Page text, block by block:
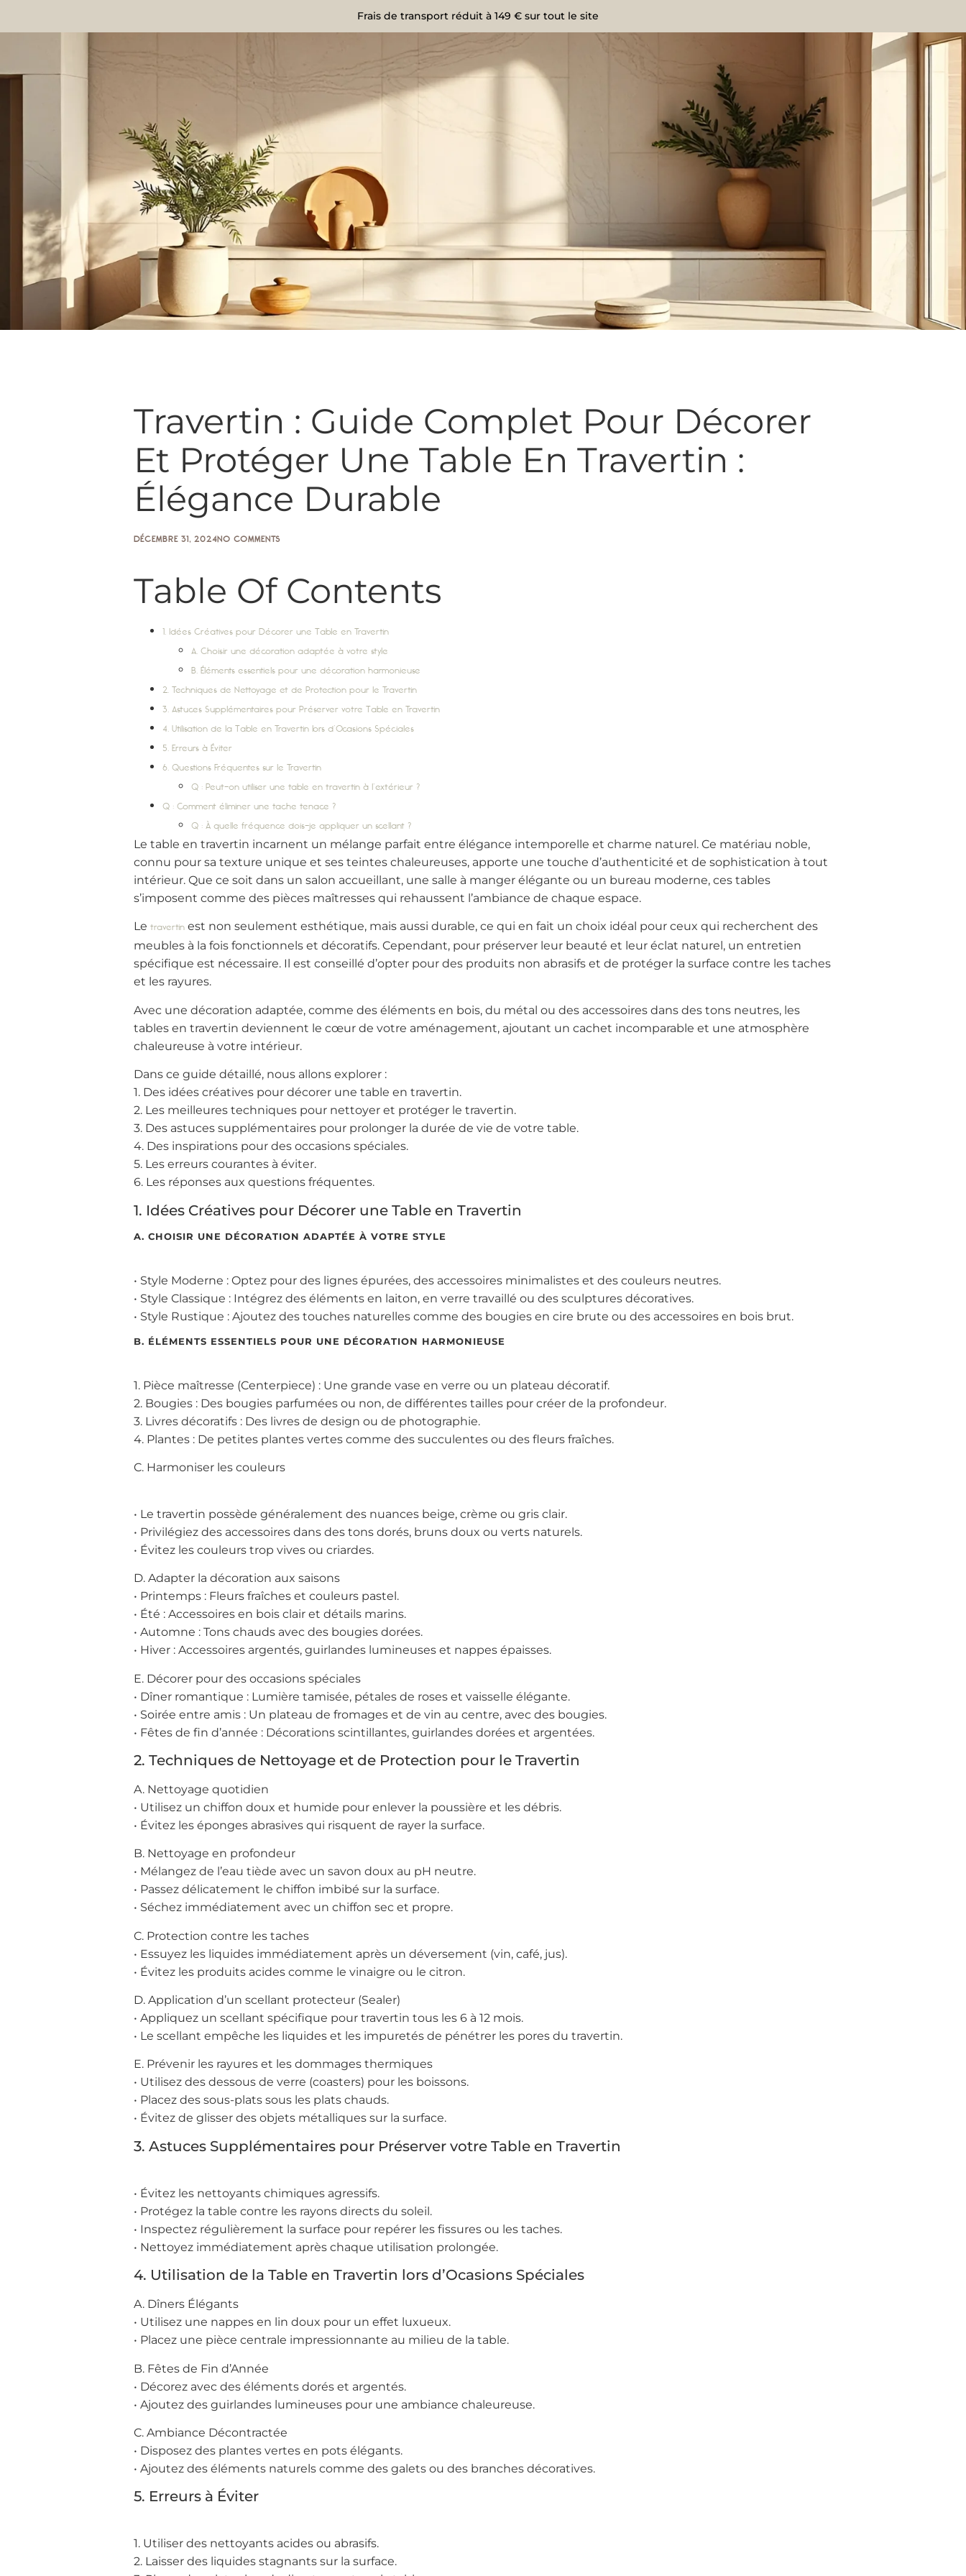
Frais de transport réduit à 149 € sur tout le site
Travertin : Guide Complet Pour Décorer
Et Protéger Une Table En Travertin :
Élégance Durable
DÉCEMBRE 31, 2024NO COMMENTS
Table Of Contents
1. Idées Créatives pour Décorer une Table en Travertin
A. Choisir une décoration adaptée à votre style
B. Éléments essentiels pour une décoration harmonieuse
2. Techniques de Nettoyage et de Protection pour le Travertin
3. Astuces Supplémentaires pour Préserver votre Table en Travertin
4. Utilisation de la Table en Travertin lors d’Ocasions Spéciales
5. Erreurs à Éviter
6. Questions Fréquentes sur le Travertin
Q : Peut-on utiliser une table en travertin à l’extérieur ?
Q : Comment éliminer une tache tenace ?
Q : À quelle fréquence dois-je appliquer un scellant ?
Le table en travertin incarnent un mélange parfait entre élégance intemporelle et charme naturel. Ce matériau noble,
connu pour sa texture unique et ses teintes chaleureuses, apporte une touche d’authenticité et de sophistication à tout
intérieur. Que ce soit dans un salon accueillant, une salle à manger élégante ou un bureau moderne, ces tables
s’imposent comme des pièces maîtresses qui rehaussent l’ambiance de chaque espace.
Le travertin est non seulement esthétique, mais aussi durable, ce qui en fait un choix idéal pour ceux qui recherchent des
meubles à la fois fonctionnels et décoratifs. Cependant, pour préserver leur beauté et leur éclat naturel, un entretien
spécifique est nécessaire. Il est conseillé d’opter pour des produits non abrasifs et de protéger la surface contre les taches
et les rayures.
Avec une décoration adaptée, comme des éléments en bois, du métal ou des accessoires dans des tons neutres, les
tables en travertin deviennent le cœur de votre aménagement, ajoutant un cachet incomparable et une atmosphère
chaleureuse à votre intérieur.
Dans ce guide détaillé, nous allons explorer :
1. Des idées créatives pour décorer une table en travertin.
2. Les meilleures techniques pour nettoyer et protéger le travertin.
3. Des astuces supplémentaires pour prolonger la durée de vie de votre table.
4. Des inspirations pour des occasions spéciales.
5. Les erreurs courantes à éviter.
6. Les réponses aux questions fréquentes.
1. Idées Créatives pour Décorer une Table en Travertin
A. CHOISIR UNE DÉCORATION ADAPTÉE À VOTRE STYLE
• Style Moderne : Optez pour des lignes épurées, des accessoires minimalistes et des couleurs neutres.
• Style Classique : Intégrez des éléments en laiton, en verre travaillé ou des sculptures décoratives.
• Style Rustique : Ajoutez des touches naturelles comme des bougies en cire brute ou des accessoires en bois brut.
B. ÉLÉMENTS ESSENTIELS POUR UNE DÉCORATION HARMONIEUSE
1. Pièce maîtresse (Centerpiece) : Une grande vase en verre ou un plateau décoratif.
2. Bougies : Des bougies parfumées ou non, de différentes tailles pour créer de la profondeur.
3. Livres décoratifs : Des livres de design ou de photographie.
4. Plantes : De petites plantes vertes comme des succulentes ou des fleurs fraîches.
C. Harmoniser les couleurs
• Le travertin possède généralement des nuances beige, crème ou gris clair.
• Privilégiez des accessoires dans des tons dorés, bruns doux ou verts naturels.
• Évitez les couleurs trop vives ou criardes.
D. Adapter la décoration aux saisons
• Printemps : Fleurs fraîches et couleurs pastel.
• Été : Accessoires en bois clair et détails marins.
• Automne : Tons chauds avec des bougies dorées.
• Hiver : Accessoires argentés, guirlandes lumineuses et nappes épaisses.
E. Décorer pour des occasions spéciales
• Dîner romantique : Lumière tamisée, pétales de roses et vaisselle élégante.
• Soirée entre amis : Un plateau de fromages et de vin au centre, avec des bougies.
• Fêtes de fin d’année : Décorations scintillantes, guirlandes dorées et argentées.
2. Techniques de Nettoyage et de Protection pour le Travertin
A. Nettoyage quotidien
• Utilisez un chiffon doux et humide pour enlever la poussière et les débris.
• Évitez les éponges abrasives qui risquent de rayer la surface.
B. Nettoyage en profondeur
• Mélangez de l’eau tiède avec un savon doux au pH neutre.
• Passez délicatement le chiffon imbibé sur la surface.
• Séchez immédiatement avec un chiffon sec et propre.
C. Protection contre les taches
• Essuyez les liquides immédiatement après un déversement (vin, café, jus).
• Évitez les produits acides comme le vinaigre ou le citron.
D. Application d’un scellant protecteur (Sealer)
• Appliquez un scellant spécifique pour travertin tous les 6 à 12 mois.
• Le scellant empêche les liquides et les impuretés de pénétrer les pores du travertin.
E. Prévenir les rayures et les dommages thermiques
• Utilisez des dessous de verre (coasters) pour les boissons.
• Placez des sous-plats sous les plats chauds.
• Évitez de glisser des objets métalliques sur la surface.
3. Astuces Supplémentaires pour Préserver votre Table en Travertin
• Évitez les nettoyants chimiques agressifs.
• Protégez la table contre les rayons directs du soleil.
• Inspectez régulièrement la surface pour repérer les fissures ou les taches.
• Nettoyez immédiatement après chaque utilisation prolongée.
4. Utilisation de la Table en Travertin lors d’Ocasions Spéciales
A. Dîners Élégants
• Utilisez une nappes en lin doux pour un effet luxueux.
• Placez une pièce centrale impressionnante au milieu de la table.
B. Fêtes de Fin d’Année
• Décorez avec des éléments dorés et argentés.
• Ajoutez des guirlandes lumineuses pour une ambiance chaleureuse.
C. Ambiance Décontractée
• Disposez des plantes vertes en pots élégants.
• Ajoutez des éléments naturels comme des galets ou des branches décoratives.
5. Erreurs à Éviter
1. Utiliser des nettoyants acides ou abrasifs.
2. Laisser des liquides stagnants sur la surface.